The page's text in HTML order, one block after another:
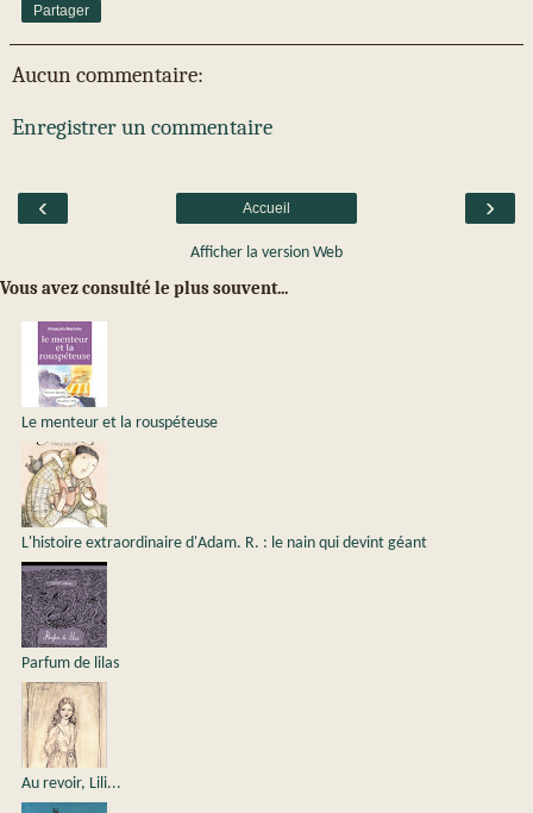
Partager
Aucun commentaire:
Enregistrer un commentaire
‹ ›
Accueil
Afficher la version Web
Vous avez consulté le plus souvent...
Le menteur et la rouspéteuse
L'histoire extraordinaire d'Adam. R. : le nain qui devint géant
Parfum de lilas
Au revoir, Lili...